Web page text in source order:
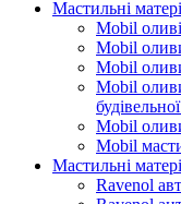
Мастильні
Mobil
Mobil
Mobil
Mobil
Mobil
Mobil
Мастильні
Ravenol